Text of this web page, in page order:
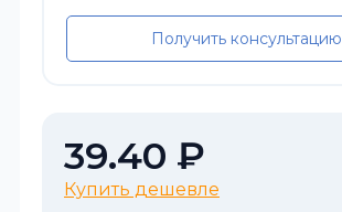
Получить консультацию
39.40 ₽
Купить дешевле